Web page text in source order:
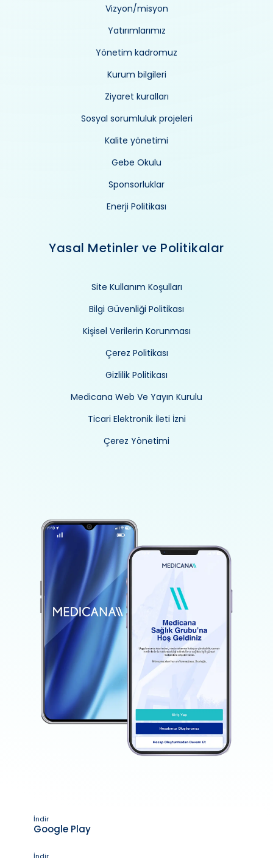
Vizyon/misyon
Yatırımlarımız
Yönetim kadromuz
Kurum bilgileri
Ziyaret kuralları
Sosyal sorumluluk projeleri
Kalite yönetimi
Gebe Okulu
Sponsorluklar
Enerji Politikası
Yasal Metinler ve Politikalar
Site Kullanım Koşulları
Bilgi Güvenliği Politikası
Kişisel Verilerin Korunması
Çerez Politikası
Gizlilik Politikası
Medicana Web Ve Yayın Kurulu
Ticari Elektronik İleti İzni
Çerez Yönetimi
İndir
Google Play